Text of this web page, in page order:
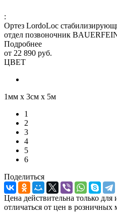
:
Ортез LordoLoc
отдел позвоночник
Подробнее
от 22 890 руб.
ЦВЕТ
1мм х 3см х 5м
1
2
3
4
5
6
Поделиться
Цена действительна только
отличаться от цен в розничных